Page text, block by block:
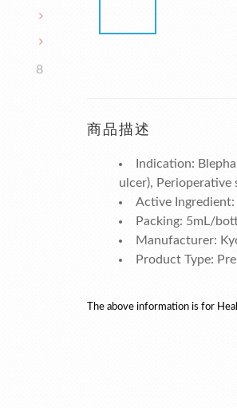
8
商品描述
Indication:
ulcer), Perioperative
Active Ingredient:
Packing: 5mL/
Manufacturer:
Product Type:
The above information is for